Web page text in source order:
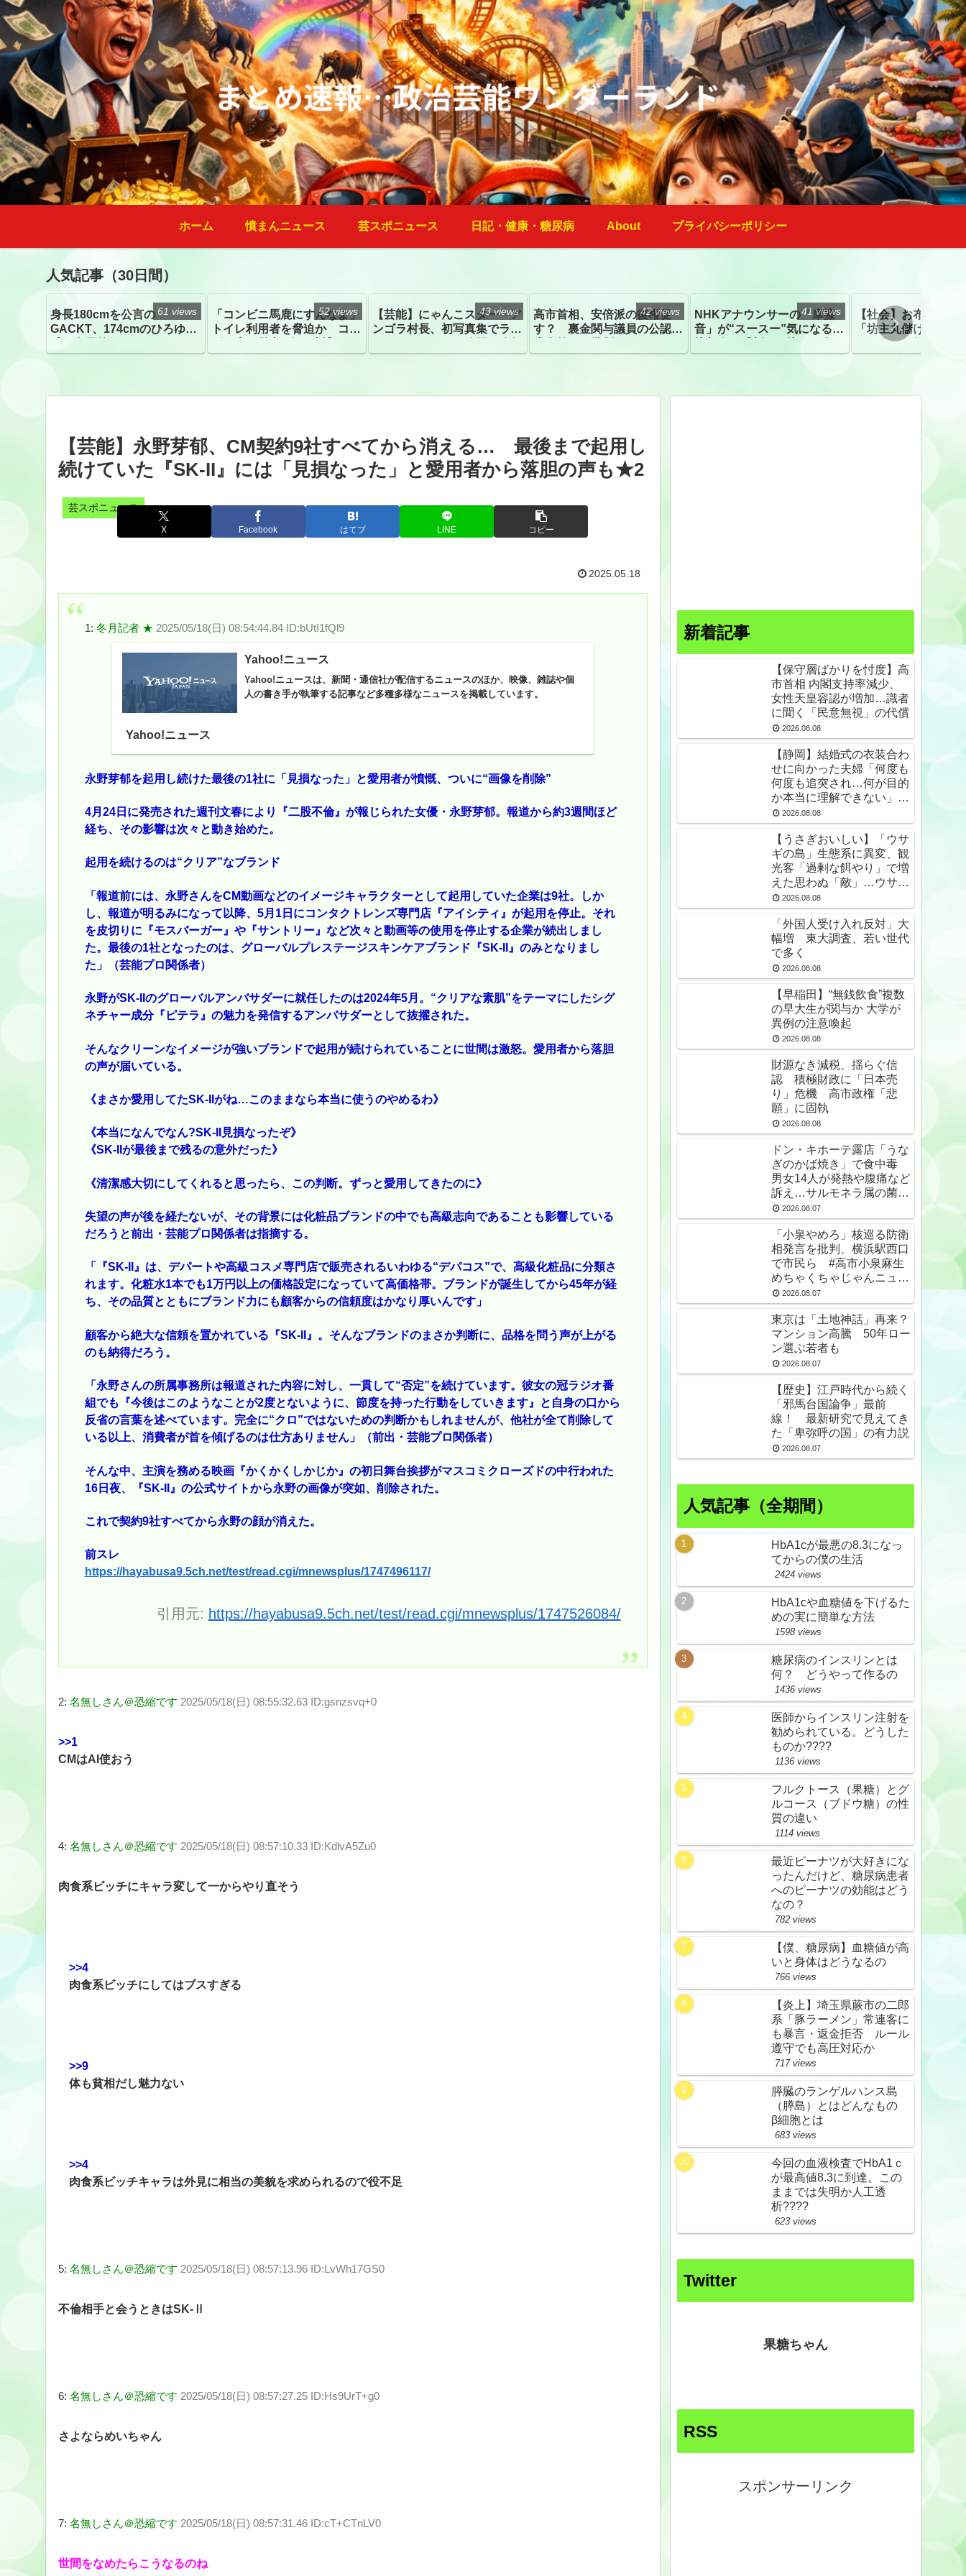
ホーム 憤まんニュース 芸スポニュース 日記・健康・糖尿病 About プライバシーポリシー
人気記事（30日間）
身長180cmを公言の
GACKT、174cmのひろゆき
トざわつき イベントでの写
61 views
「コンビニ馬鹿にすんなよ」
トイレ利用者を脅迫か コン
52 views
【芸能】にゃんこスター・ア
ンゴラ村長、初写真集でラン
はデジタル写真集が異例の大
43 views
高市首相、安倍派の復権促
す？ 裏金関与議員の公認、
42 views
NHKアナウンサーの「摩擦
音」が“スースー”気になる指
聴こえる。聴きづらい」
41 views
【社会】お布施、戒
「坊主丸儲け」は
ほとんどが年収３０
下「地方の寺の僧侶
【芸能】永野芽郁、CM契約9社すべてから消える… 最後まで起用し
続けていた『SK-II』には「見損なった」と愛用者から落胆の声も★2
芸スポニュース
X Facebook はてブ LINE コピー
2025.05.18
1: 冬月記者 ★ 2025/05/18(日) 08:54:44.84 ID:bUtI1fQl9
Yahoo!ニュース
Yahoo!ニュースは、新聞・通信社が配信するニュースのほか、映像、雑誌や個
人の書き手が執筆する記事など多種多様なニュースを掲載しています。
Yahoo!ニュース
永野芽郁を起用し続けた最後の1社に「見損なった」と愛用者が憤慨、ついに“画像を削除”
4月24日に発売された週刊文春により『二股不倫』が報じられた女優・永野芽郁。報道から約3週間ほど
経ち、その影響は次々と動き始めた。
起用を続けるのは“クリア”なブランド
「報道前には、永野さんをCM動画などのイメージキャラクターとして起用していた企業は9社。しか
し、報道が明るみになって以降、5月1日にコンタクトレンズ専門店『アイシティ』が起用を停止。それ
を皮切りに『モスバーガー』や『サントリー』など次々と動画等の使用を停止する企業が続出しまし
た。最後の1社となったのは、グローバルプレステージスキンケアブランド『SK-II』のみとなりまし
た」（芸能プロ関係者）
永野がSK-IIのグローバルアンバサダーに就任したのは2024年5月。“クリアな素肌”をテーマにしたシグ
ネチャー成分『ピテラ』の魅力を発信するアンバサダーとして抜擢された。
そんなクリーンなイメージが強いブランドで起用が続けられていることに世間は激怒。愛用者から落胆
の声が届いている。
《まさか愛用してたSK-IIがね…このままなら本当に使うのやめるわ》
《本当になんでなん?SK-II見損なったぞ》
《SK-IIが最後まで残るの意外だった》
《清潔感大切にしてくれると思ったら、この判断。ずっと愛用してきたのに》
失望の声が後を経たないが、その背景には化粧品ブランドの中でも高級志向であることも影響している
だろうと前出・芸能プロ関係者は指摘する。
「『SK-II』は、デパートや高級コスメ専門店で販売されるいわゆる“デパコス”で、高級化粧品に分類さ
れます。化粧水1本でも1万円以上の価格設定になっていて高価格帯。ブランドが誕生してから45年が経
ち、その品質とともにブランド力にも顧客からの信頼度はかなり厚いんです」
顧客から絶大な信頼を置かれている『SK-II』。そんなブランドのまさか判断に、品格を問う声が上がる
のも納得だろう。
「永野さんの所属事務所は報道された内容に対し、一貫して“否定”を続けています。彼女の冠ラジオ番
組でも『今後はこのようなことが2度とないように、節度を持った行動をしていきます』と自身の口から
反省の言葉を述べています。完全に“クロ”ではないための判断かもしれませんが、他社が全て削除して
いる以上、消費者が首を傾げるのは仕方ありません」（前出・芸能プロ関係者）
そんな中、主演を務める映画『かくかくしかじか』の初日舞台挨拶がマスコミクローズドの中行われた
16日夜、『SK-II』の公式サイトから永野の画像が突如、削除された。
これで契約9社すべてから永野の顔が消えた。
前スレ
https://hayabusa9.5ch.net/test/read.cgi/mnewsplus/1747496117/
引用元: https://hayabusa9.5ch.net/test/read.cgi/mnewsplus/1747526084/
2: 名無しさん＠恐縮です 2025/05/18(日) 08:55:32.63 ID:gsnzsvq+0
>>1
CMはAI使おう
4: 名無しさん＠恐縮です 2025/05/18(日) 08:57:10.33 ID:KdlvA5Zu0
肉食系ビッチにキャラ変して一からやり直そう
>>4
肉食系ビッチにしてはブスすぎる
>>9
体も貧相だし魅力ない
>>4
肉食系ビッチキャラは外見に相当の美貌を求められるので役不足
5: 名無しさん＠恐縮です 2025/05/18(日) 08:57:13.96 ID:LvWh17GS0
不倫相手と会うときはSK-Ⅱ
6: 名無しさん＠恐縮です 2025/05/18(日) 08:57:27.25 ID:Hs9UrT+g0
さよならめいちゃん
7: 名無しさん＠恐縮です 2025/05/18(日) 08:57:31.46 ID:cT+CTnLV0
世間をなめたらこうなるのね
新着記事
【保守層ばかりを忖度】高
市首相 内閣支持率減少、
女性天皇容認が増加…識者
に聞く「民意無視」の代償
2026.08.08
【静岡】結婚式の衣装合わ
せに向かった夫婦「何度も
何度も追突され…何が目的
か本当に理解できない」東
名高速で続いた約1.7キロ
の追突
2026.08.08
【うさぎおいしい】「ウサ
ギの島」生態系に異変、観
光客「過剰な餌やり」で増
えた思わぬ「敵」…ウサギ
襲い口でくわえる姿も 大
久野島
2026.08.08
「外国人受け入れ反対」大
幅増 東大調査、若い世代
で多く
2026.08.08
【早稲田】“無銭飲食”複数
の早大生が関与か 大学が
異例の注意喚起
2026.08.08
財源なき減税、揺らぐ信
認 積極財政に「日本売
り」危機 高市政権「悲
願」に固執
2026.08.08
ドン・キホーテ露店「うな
ぎのかば焼き」で食中毒
男女14人が発熱や腹痛など
訴え…サルモネラ属の菌検
出2026.08.07
「小泉やめろ」核巡る防衛
相発言を批判、横浜駅西口
で市民ら #高市小泉麻生
めちゃくちゃじゃんニュー
スdeプロテスト
2026.08.07
東京は「土地神話」再来？
マンション高騰 50年ロー
ン選ぶ若者も
2026.08.07
【歴史】江戸時代から続く
「邪馬台国論争」最前
線！ 最新研究で見えてき
た「卑弥呼の国」の有力説
2026.08.07
人気記事（全期間）
HbA1cが最悪の8.3になっ
てからの僕の生活
2424 views
HbA1cや血糖値を下げるた
めの実に簡単な方法
1598 views
糖尿病のインスリンとは
何？ どうやって作るの
1436 views
医師からインスリン注射を
勧められている。どうした
ものか????
1136 views
フルクトース（果糖）とグ
ルコース（ブドウ糖）の性
質の違い
1114 views
最近ピーナツが大好きにな
ったんだけど、糖尿病患者
へのピーナツの効能はどう
なの？
782 views
【僕、糖尿病】血糖値が高
いと身体はどうなるの
766 views
【炎上】埼玉県蕨市の二郎
系「豚ラーメン」常連客に
も暴言・返金拒否 ルール
遵守でも高圧対応か
717 views
膵臓のランゲルハンス島
（膵島）とはどんなもの
β細胞とは
683 views
今回の血液検査でHbA1ｃ
が最高値8.3に到達。この
ままでは失明か人工透
析????
623 views
Twitter
果糖ちゃん
RSS
スポンサーリンク